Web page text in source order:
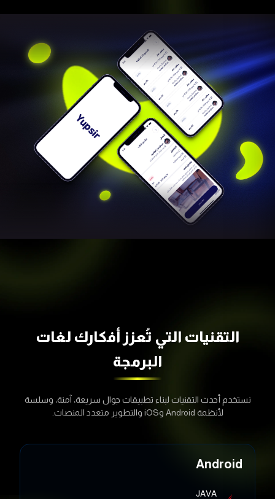
التقنيات التي تُعزز أفكارك لغات
البرمجة
نستخدم أحدث التقنيات لبناء تطبيقات جوال سريعة، آمنة، وسلسة
لأنظمة Android وiOS والتطوير متعدد المنصات.
Android
JAVA